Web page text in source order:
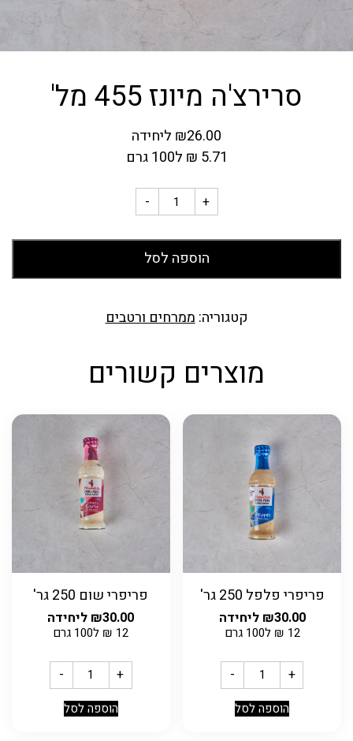
סרירצ'ה מיונז 455 מל'
₪26.00
ליחידה
5.71
₪ ל100 גרם
- +
הוספה לסל
קטגוריה:ממרחים ורטבים
מוצרים קשורים
פריפרי פלפל 250 גר'
₪30.00 ליחידה
12
₪ ל100 גרם
- +
הוספה לסל
פריפרי שום 250 גר'
₪30.00 ליחידה
12
₪ ל100 גרם
- +
הוספה לסל